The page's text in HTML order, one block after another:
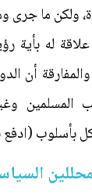
ولكن ما جرى
له بأية
أن
المسلمين
بأسلوب